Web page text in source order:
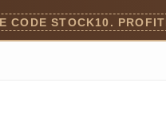
CODE STOCK10.